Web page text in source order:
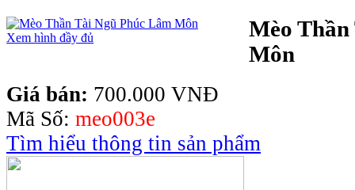
Xem hình đầy đủ
Mèo
Môn
Giá bán: 700.000 VNĐ
Mã Số: meo003e
Tìm hiểu thông tin sản phẩm